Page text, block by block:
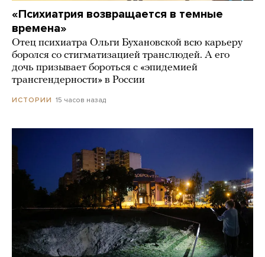
«Психиатрия возвращается в темные
времена»
Отец психиатра Ольги Бухановской всю карьеру
боролся со стигматизацией транслюдей. А его
дочь призывает бороться с «эпидемией
трансгендерности» в России
ИСТОРИИ 15 часов назад